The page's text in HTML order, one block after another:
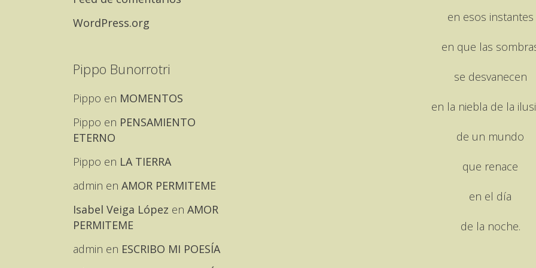
WordPress.org
Pippo Bunorrotri
Pippo en MOMENTOS
Pippo en PENSAMIENTO
ETERNO
Pippo en LA TIERRA
admin en AMOR PERMITEME
Isabel Veiga López en AMOR
PERMITEME
admin en ESCRIBO MI POESÍA
en esos instantes
en que las
se desvanecen
en la niebla de la
de un mundo
que renace
en el día
de la noche.